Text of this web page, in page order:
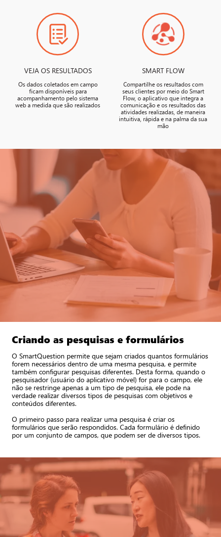
VEJA OS RESULTADOS
Os dados coletados em campo
ficam disponíveis para
acompanhamento pelo sistema
web a medida que são realizados
SMART FLOW
Compartilhe os resultados com
seus clientes por meio do Smart
Flow, o aplicativo que integra a
comunicação e os resultados das
atividades realizadas, de maneira
intuitiva, rápida e na palma da sua
mão
Criando as pesquisas e formulários
O SmartQuestion permite que sejam criados quantos formulários
forem necessários dentro de uma mesma pesquisa, e permite
também configurar pesquisas diferentes. Desta forma, quando o
pesquisador (usuário do aplicativo móvel) for para o campo, ele
não se restringe apenas a um tipo de pesquisa, ele pode na
verdade realizar diversos tipos de pesquisas com objetivos e
conteúdos diferentes.
O primeiro passo para realizar uma pesquisa é criar os
formulários que serão respondidos. Cada formulário é definido
por um conjunto de campos, que podem ser de diversos tipos.